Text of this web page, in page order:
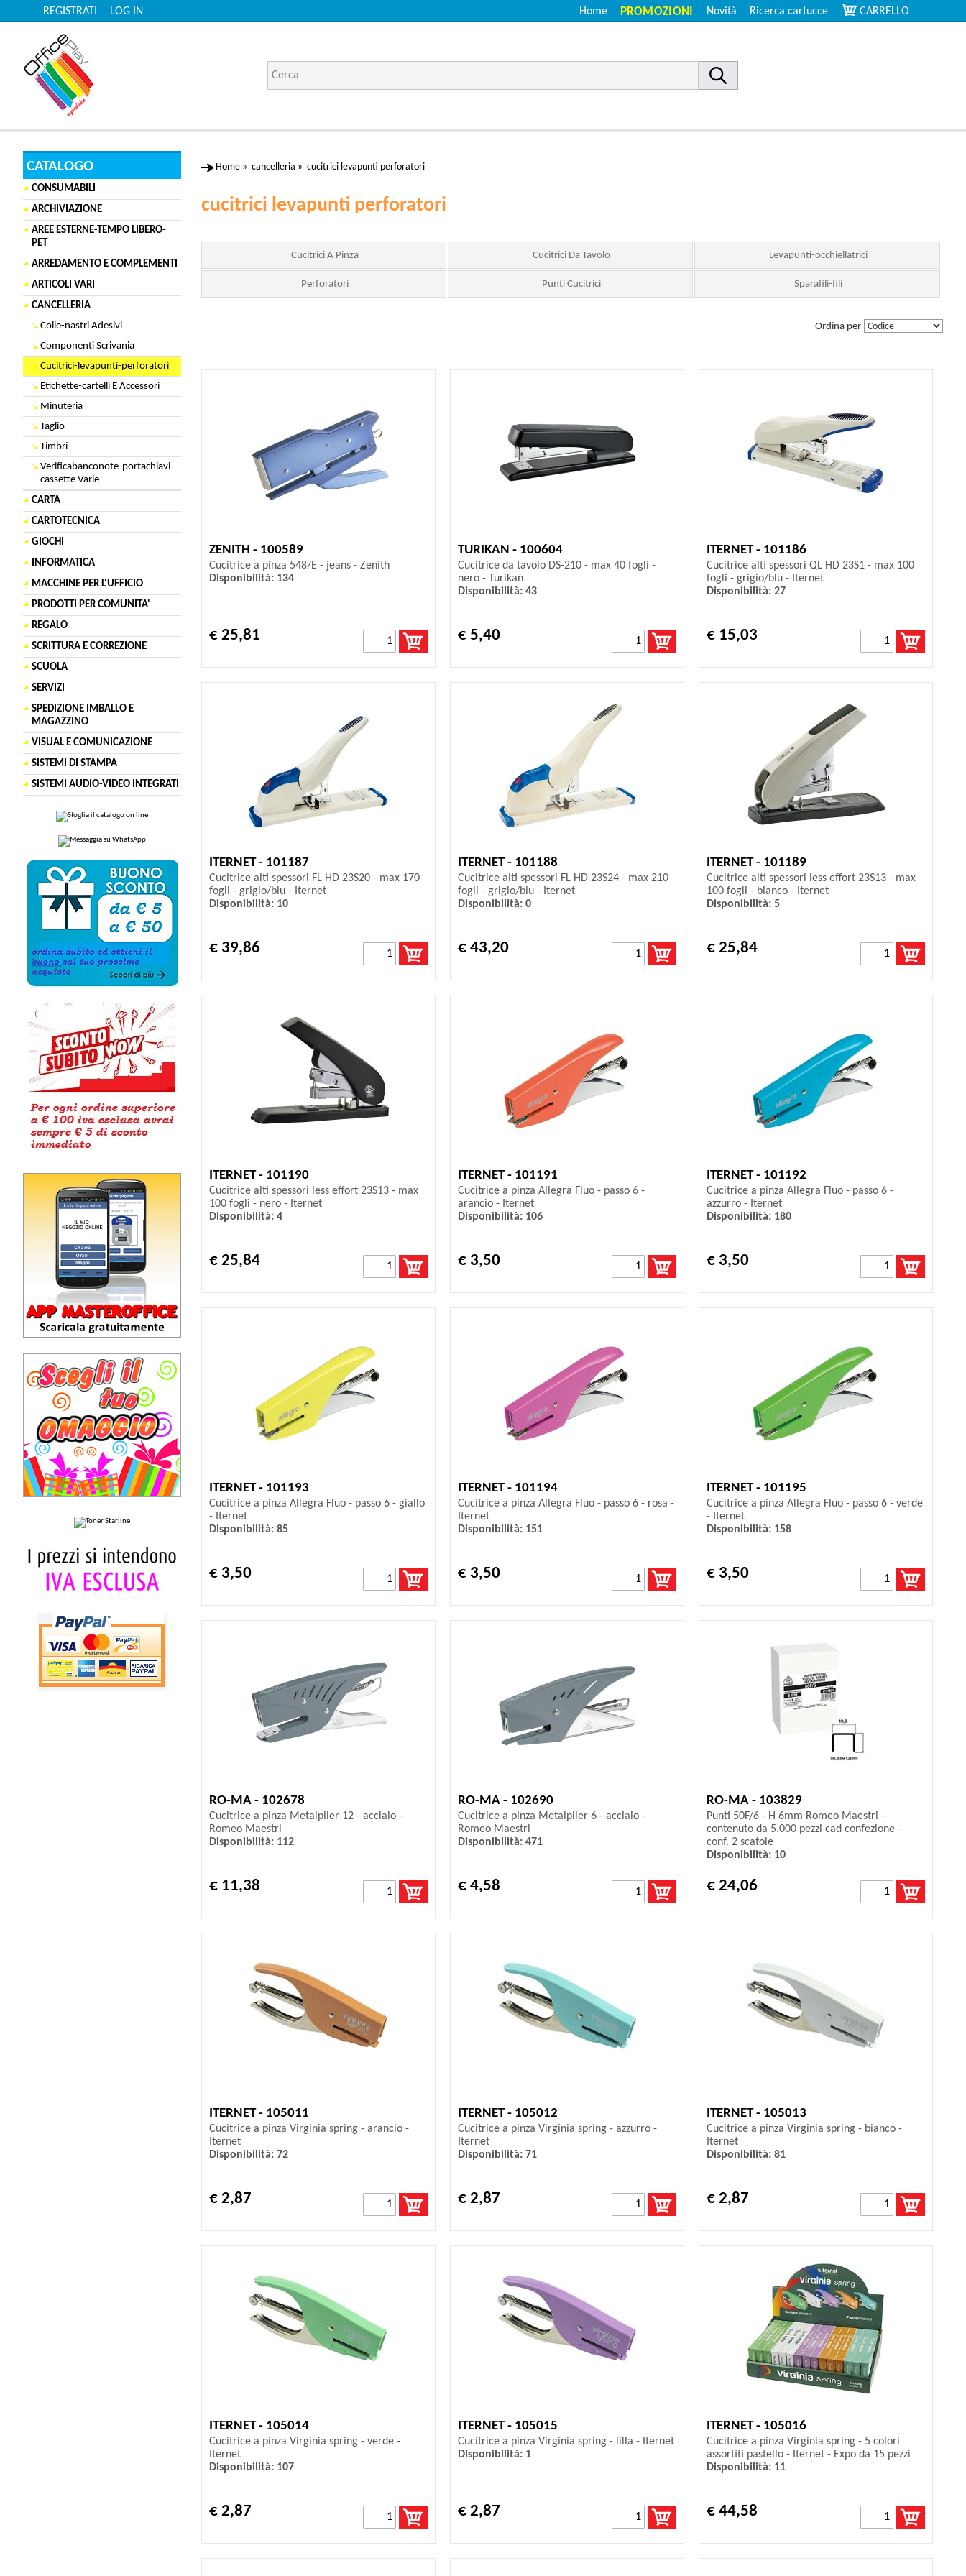
LOG IN
REGISTRATI CARRELLO
Ricerca cartucce
Novità
PROMOZIONI
Home
CATALOGO
CONSUMABILI
ARCHIVIAZIONE
AREE ESTERNE-TEMPO LIBERO-
PET
ARREDAMENTO E COMPLEMENTI
ARTICOLI VARI
CANCELLERIA
Colle-nastri Adesivi
Componenti Scrivania
Cucitrici-levapunti-perforatori
Etichette-cartelli E Accessori
Minuteria
Taglio
Timbri
Verificabanconote-portachiavi-
cassette Varie
CARTA
CARTOTECNICA
GIOCHI
INFORMATICA
MACCHINE PER L'UFFICIO
PRODOTTI PER COMUNITA'
REGALO
SCRITTURA E CORREZIONE
SCUOLA
SERVIZI
SPEDIZIONE IMBALLO E
MAGAZZINO
VISUAL E COMUNICAZIONE
SISTEMI DI STAMPA
SISTEMI AUDIO-VIDEO INTEGRATI
Home » cancelleria » cucitrici levapunti perforatori
cucitrici levapunti perforatori
Cucitrici A Pinza Cucitrici Da Tavolo Levapunti-occhiellatrici
Perforatori Punti Cucitrici Sparafili-fili
Ordina per
ZENITH - 100589
Cucitrice a pinza 548/E - jeans - Zenith
Disponibilità: 134
€ 25,81
TURIKAN - 100604
Cucitrice da tavolo DS-210 - max 40 fogli -
nero - Turikan
Disponibilità: 43
€ 5,40
ITERNET - 101186
Cucitrice alti spessori QL HD 23S1 - max 100
fogli - grigio/blu - Iternet
Disponibilità: 27
€ 15,03
ITERNET - 101187
Cucitrice alti spessori FL HD 23S20 - max 170
fogli - grigio/blu - Iternet
Disponibilità: 10
€ 39,86
ITERNET - 101188
Cucitrice alti spessori FL HD 23S24 - max 210
fogli - grigio/blu - Iternet
Disponibilità: 0
€ 43,20
ITERNET - 101189
Cucitrice alti spessori less effort 23S13 - max
100 fogli - bianco - Iternet
Disponibilità: 5
€ 25,84
ITERNET - 101190
Cucitrice alti spessori less effort 23S13 - max
100 fogli - nero - Iternet
Disponibilità: 4
€ 25,84
ITERNET - 101191
Cucitrice a pinza Allegra Fluo - passo 6 -
arancio - Iternet
Disponibilità: 106
€ 3,50
ITERNET - 101192
Cucitrice a pinza Allegra Fluo - passo 6 -
azzurro - Iternet
Disponibilità: 180
€ 3,50
ITERNET - 101193
Cucitrice a pinza Allegra Fluo - passo 6 - giallo
- Iternet
Disponibilità: 85
€ 3,50
ITERNET - 101194
Cucitrice a pinza Allegra Fluo - passo 6 - rosa -
Iternet
Disponibilità: 151
€ 3,50
ITERNET - 101195
Cucitrice a pinza Allegra Fluo - passo 6 - verde
- Iternet
Disponibilità: 158
€ 3,50
RO-MA - 102678
Cucitrice a pinza Metalplier 12 - acciaio -
Romeo Maestri
Disponibilità: 112
€ 11,38
RO-MA - 102690
Cucitrice a pinza Metalplier 6 - acciaio -
Romeo Maestri
Disponibilità: 471
€ 4,58
RO-MA - 103829
Punti 50F/6 - H 6mm Romeo Maestri -
contenuto da 5.000 pezzi cad confezione -
conf. 2 scatole
Disponibilità: 10
€ 24,06
ITERNET - 105011
Cucitrice a pinza Virginia spring - arancio -
Iternet
Disponibilità: 72
€ 2,87
ITERNET - 105012
Cucitrice a pinza Virginia spring - azzurro -
Iternet
Disponibilità: 71
€ 2,87
ITERNET - 105013
Cucitrice a pinza Virginia spring - bianco -
Iternet
Disponibilità: 81
€ 2,87
ITERNET - 105014
Cucitrice a pinza Virginia spring - verde -
Iternet
Disponibilità: 107
€ 2,87
ITERNET - 105015
Cucitrice a pinza Virginia spring - lilla - Iternet
Disponibilità: 1
€ 2,87
ITERNET - 105016
Cucitrice a pinza Virginia spring - 5 colori
assortiti pastello - Iternet - Expo da 15 pezzi
Disponibilità: 11
€ 44,58